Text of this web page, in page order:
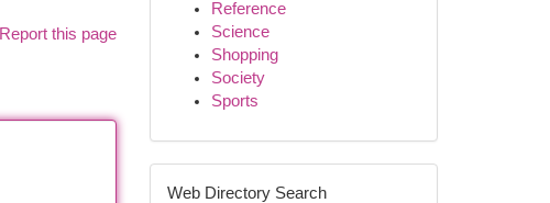
Report this page
Reference
Science
Shopping
Society
Sports
Web Directory Search